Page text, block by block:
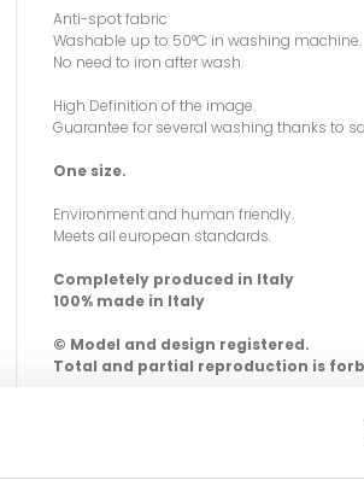
Anti-spot fabric
Washable up to 50°C in washing machine.
No need to iron after wash.
High Definition of the image.
Guarantee for several washing thanks to
One size.
Environment and human friendly.
Meets all european standards.
Completely produced in Italy
100% made in Italy
© Model and design registered.
Total and partial reproduction is